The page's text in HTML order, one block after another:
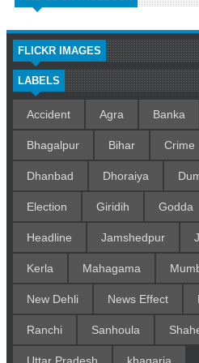
FLICKR IMAGES
LABELS
Accident Agra Banka
Bhagalpur Bihar Crime
Dhanbad Dhoraiya
Election Giridih Godda
Headline Jamshedpur
Kerla Mahagama
New Dehli News Effect
Ranchi Sanhoula